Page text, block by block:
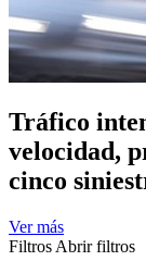
Tráfico
velocidad,
cinco
Ver más
Filtros Abrir filtros